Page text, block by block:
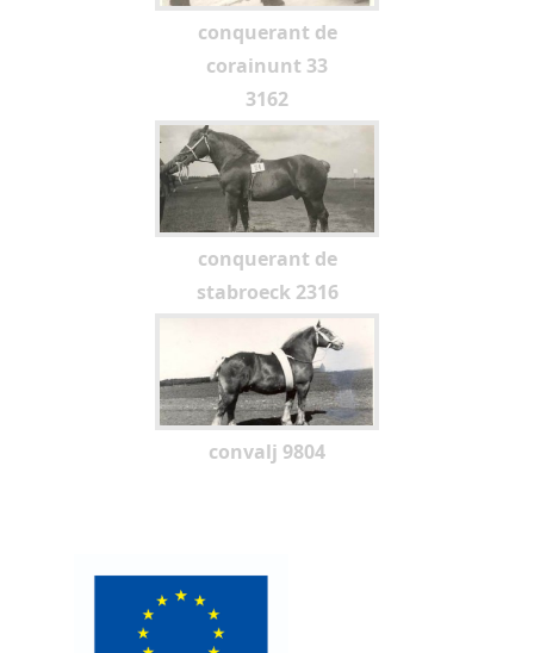
conquerant de
corainunt 33
3162
conquerant de
stabroeck 2316
convalj 9804